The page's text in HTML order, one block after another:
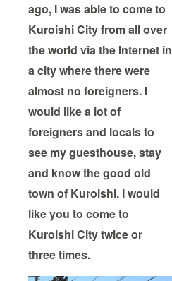
ago, I was able to come to
Kuroishi City from all over
the world via the Internet in
a city where there were
almost no foreigners. I
would like a lot of
foreigners and locals to
see my guesthouse, stay
and know the good old
town of Kuroishi. I would
like you to come to
Kuroishi City twice or
three times.